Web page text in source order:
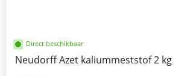
Direct beschikbaar
Neudorff Azet kaliummeststof 2 kg